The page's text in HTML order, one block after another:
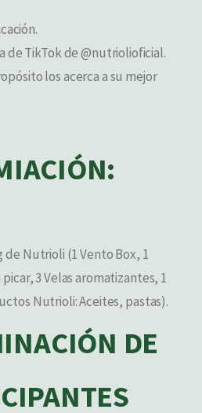
de TikTok de @nutriolioficial.
los acerca a su mejor
de Nutrioli (1 Vento Box, 1
3 Velas aromatizantes, 1
Nutrioli: Aceites, pastas).
DE